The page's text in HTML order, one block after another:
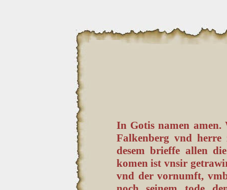
In Gotis namen
Falkenberg vnd
desem brieffe allen
komen ist vnsir
vnd der vornumft,